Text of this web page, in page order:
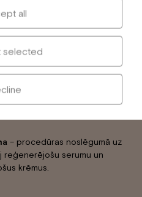
un tonizēšanu.
masāža –sejas un dekoltē
saspringušos muskuļus
– reģenerējošā maska palīdz
– procedūras noslēgumā uz
reģenerējošu serumu un
krēmus.
selected
all